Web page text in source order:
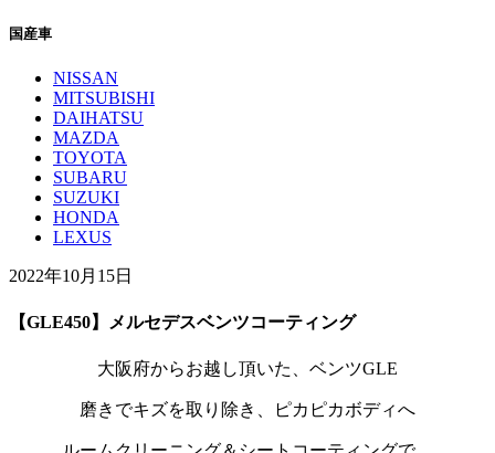
国産車
NISSAN
MITSUBISHI
DAIHATSU
MAZDA
TOYOTA
SUBARU
SUZUKI
HONDA
LEXUS
2022年10月15日
【GLE450】メルセデスベンツコーティング
大阪府からお越し頂いた、ベンツGLE
磨きでキズを取り除き、ピカピカボディへ